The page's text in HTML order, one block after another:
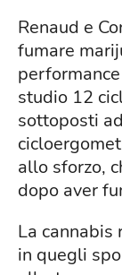
Renaud e
fumare
studio 12
sottoposti
allo sforzo,
dopo aver
La
in quegli